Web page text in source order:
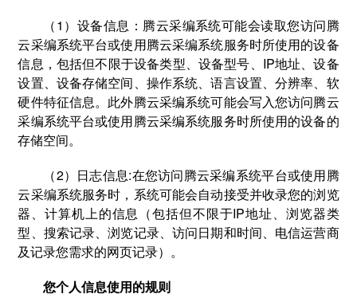
（1）设备信息：腾云采编系统可能会读取您访问腾
云采编系统平台或使用腾云采编系统服务时所使用的设备
信息，包括但不限于设备类型、设备型号、IP地址、设备
设置、设备存储空间、操作系统、语言设置、分辨率、软
硬件特征信息。此外腾云采编系统可能会写入您访问腾云
采编系统平台或使用腾云采编系统服务时所使用的设备的
存储空间。
（2）日志信息:在您访问腾云采编系统平台或使用腾
云采编系统服务时，系统可能会自动接受并收录您的浏览
器、计算机上的信息（包括但不限于IP地址、浏览器类
型、搜索记录、浏览记录、访问日期和时间、电信运营商
及记录您需求的网页记录）。
您个人信息使用的规则